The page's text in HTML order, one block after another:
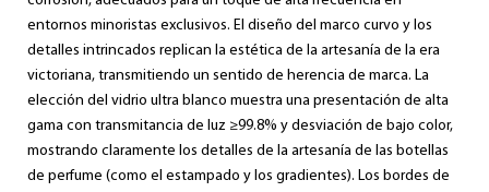
entornos minoristas exclusivos. El diseño del marco curvo y los
detalles intrincados replican la estética de la artesanía de la era
victoriana, transmitiendo un sentido de herencia de marca. La
elección del vidrio ultra blanco muestra una presentación de alta
gama con transmitancia de luz ≥99.8% y desviación de bajo color,
mostrando claramente los detalles de la artesanía de las botellas
de perfume (como el estampado y los gradientes). Los bordes de